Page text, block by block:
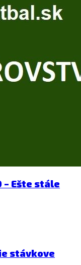
– Ešte stále
stávkove